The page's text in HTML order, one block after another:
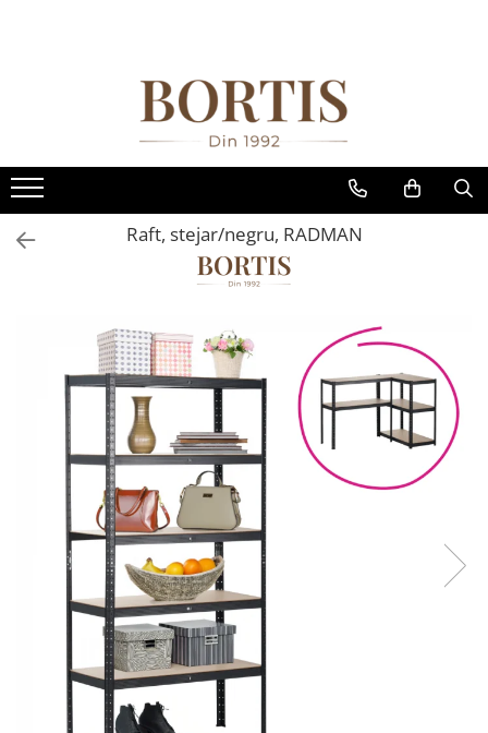
Fotolii balansoar/relaxante
Canapele
Coltare/canapele in L
Comode
Comode lux-ultramoderne
Fotolii extensibile
Masute de cafea
Mese sufragerie/dining
Rafturi/ etajere carti
Scaune living/dining
Set mobilier Living
Seturi masa +scaune dining
Tabureti
Suporturi si tavi
Chiuvete bucatarie
Raft, stejar/negru, RADMAN